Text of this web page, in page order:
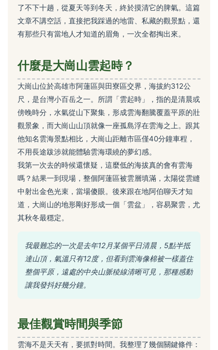
了不下十趟，從夏天等到冬天，終於摸清它的脾氣。這篇
文章不講空話，直接把我踩過的地雷、私藏的觀景點，還
有那些只有當地人才知道的眉角，一次全都掏出來。
什麼是大崗山雲起時？
大崗山位於高雄市阿蓮區與田寮區交界，海拔約312公
尺，是台灣小百岳之一。所謂「雲起時」，指的是清晨或
傍晚時分，水氣從山下聚集，形成雲海翻騰覆蓋平原的壯
觀景象，而大崗山山頂就像一座孤島浮在雲海之上。跟其
他知名雲海景點相比，大崗山距離市區僅40分鐘車程，
不用長途跋涉就能體驗雲海環繞的夢幻感。
我第一次去的時候還懷疑，這麼低的海拔真的會有雲海
嗎？結果一到現場，整個阿蓮區被雲層填滿，太陽從雲縫
中射出金色光束，當場傻眼。後來跟在地阿伯聊天才知
道，大崗山的地形剛好形成一個「雲盆」，容易聚雲，尤
其秋冬最穩定。
我最難忘的一次是去年12月某個平日清晨，5點半抵
達山頂，氣溫只有12度，但看到雲海像棉被一樣蓋住
整個平原，遠處的中央山脈稜線清晰可見，那種感動
讓我發抖好幾分鐘。
最佳觀賞時間與季節
雲海不是天天有，要抓對時間。我整理了幾個關鍵條件：